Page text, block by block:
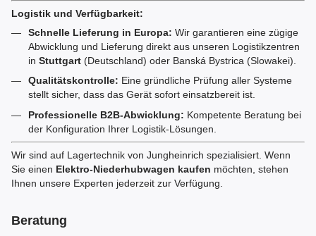
Logistik und Verfügbarkeit:
Schnelle Lieferung in Europa: Wir garantieren eine zügige
Abwicklung und Lieferung direkt aus unseren Logistikzentren
in Stuttgart (Deutschland) oder Banská Bystrica (Slowakei).
Qualitätskontrolle: Eine gründliche Prüfung aller Systeme
stellt sicher, dass das Gerät sofort einsatzbereit ist.
Professionelle B2B-Abwicklung: Kompetente Beratung bei
der Konfiguration Ihrer Logistik-Lösungen.
Wir sind auf Lagertechnik von Jungheinrich spezialisiert. Wenn
Sie einen Elektro-Niederhubwagen kaufen möchten, stehen
Ihnen unsere Experten jederzeit zur Verfügung.
Beratung